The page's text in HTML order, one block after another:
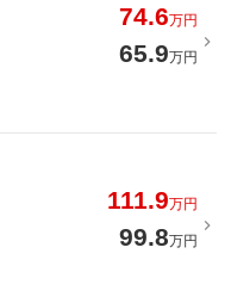
74.6万円
65.9万円
111.9万円
99.8万円